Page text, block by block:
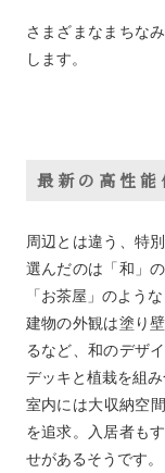
さまざまなまちな
します。
最新の高性
周辺とは違う、特
選んだのは「和」
「お茶屋」のよう
建物の外観は塗り
るなど、和のデザ
デッキと植栽を組
室内には大収納空
を追求。入居者も
せがあるそうです。